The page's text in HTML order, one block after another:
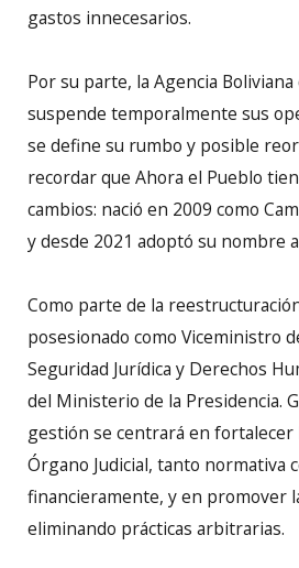
gastos innecesarios.
Por su parte, la Agencia
suspende temporalmente sus
se define su rumbo y posible
recordar que Ahora el Pueblo
cambios: nació en 2009 como
y desde 2021 adoptó su nombre
Como parte de la
posesionado como Viceministro
Seguridad Jurídica y Derechos
del Ministerio de la Presidencia.
gestión se centrará en fortalecer
Órgano Judicial, tanto normativa
financieramente, y en promover
eliminando prácticas arbitrarias.